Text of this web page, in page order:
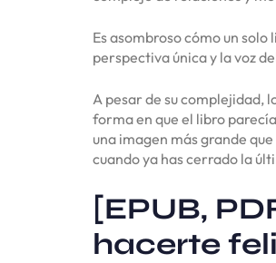
Es asombroso cómo un
perspectiva única y la voz
A pesar de su complejidad,
forma en que el libro
una imagen más grande
cuando ya has cerrado la
[EPUB,
hacerte